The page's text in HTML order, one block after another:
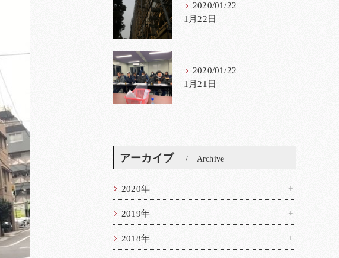
2020/01/22
1月22日
2020/01/22
1月21日
アーカイブ Archive
2020年
2019年
2018年